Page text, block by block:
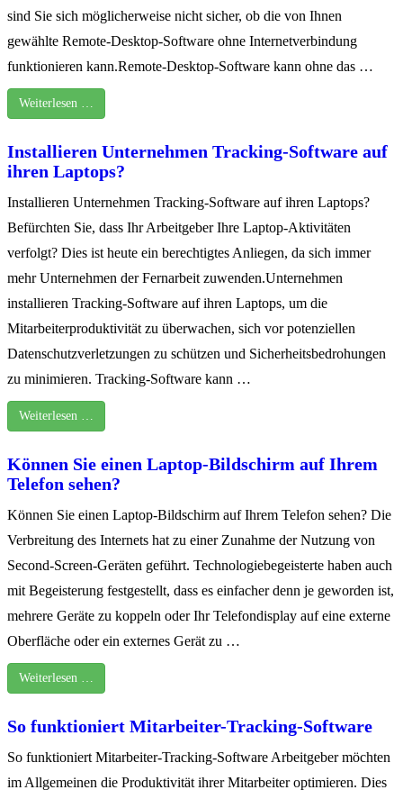
sind Sie sich möglicherweise nicht sicher, ob die von Ihnen
gewählte Remote-Desktop-Software ohne Internetverbindung
funktionieren kann.Remote-Desktop-Software kann ohne das …
Weiterlesen …
Installieren Unternehmen Tracking-Software auf
ihren Laptops?
Installieren Unternehmen Tracking-Software auf ihren Laptops?
Befürchten Sie, dass Ihr Arbeitgeber Ihre Laptop-Aktivitäten
verfolgt? Dies ist heute ein berechtigtes Anliegen, da sich immer
mehr Unternehmen der Fernarbeit zuwenden.Unternehmen
installieren Tracking-Software auf ihren Laptops, um die
Mitarbeiterproduktivität zu überwachen, sich vor potenziellen
Datenschutzverletzungen zu schützen und Sicherheitsbedrohungen
zu minimieren. Tracking-Software kann …
Weiterlesen …
Können Sie einen Laptop-Bildschirm auf Ihrem
Telefon sehen?
Können Sie einen Laptop-Bildschirm auf Ihrem Telefon sehen? Die
Verbreitung des Internets hat zu einer Zunahme der Nutzung von
Second-Screen-Geräten geführt. Technologiebegeisterte haben auch
mit Begeisterung festgestellt, dass es einfacher denn je geworden ist,
mehrere Geräte zu koppeln oder Ihr Telefondisplay auf eine externe
Oberfläche oder ein externes Gerät zu …
Weiterlesen …
So funktioniert Mitarbeiter-Tracking-Software
So funktioniert Mitarbeiter-Tracking-Software Arbeitgeber möchten
im Allgemeinen die Produktivität ihrer Mitarbeiter optimieren. Dies